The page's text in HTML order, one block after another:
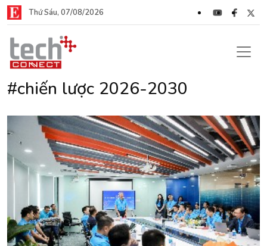
Thứ Sáu, 07/08/2026
#chiến lược 2026-2030